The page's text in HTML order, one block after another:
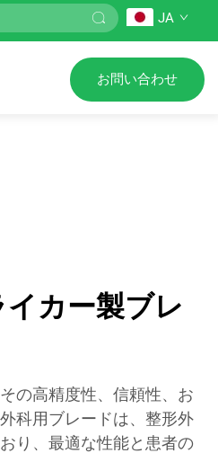
JA
お問い合わせ
カー製ブレ
の高精度性、信頼性、お
科用ブレードは、整形外
り、最適な性能と患者の